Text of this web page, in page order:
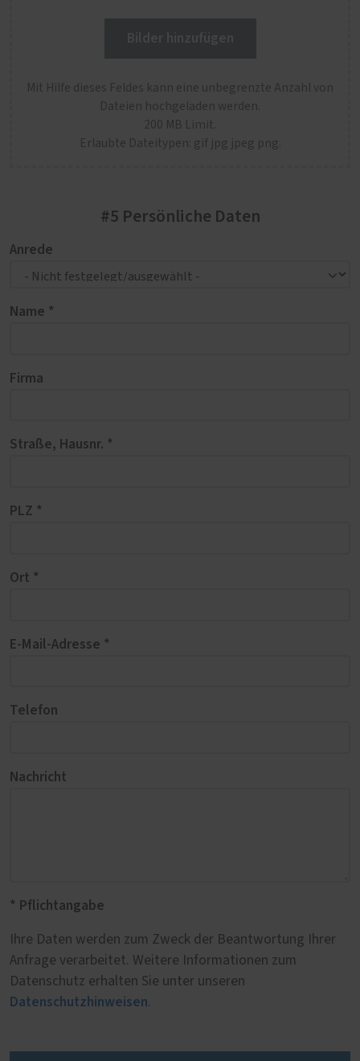
Mit Hilfe dieses Feldes kann eine unbegrenzte Anzahl von
Dateien hochgeladen werden.
200 MB Limit.
Erlaubte Dateitypen: gif jpg jpeg png.
#5 Persönliche Daten
Anrede
Name *
Firma
Straße, Hausnr. *
PLZ *
Ort *
E-Mail-Adresse *
Telefon
Nachricht
* Pflichtangabe
Ihre Daten werden zum Zweck der Beantwortung Ihrer
Anfrage verarbeitet. Weitere Informationen zum
Datenschutz erhalten Sie unter unseren
Datenschutzhinweisen.